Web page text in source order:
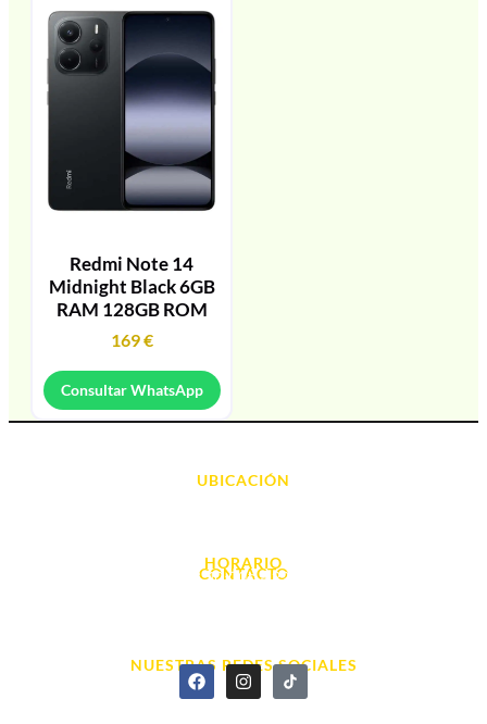
Redmi Note 14
Midnight Black 6GB
RAM 128GB ROM
169€
Consultar WhatsApp
UBICACIÓN
HORARIO
L. - S. 10:00h a 22:00h
CONTACTO
NUESTRAS REDES SOCIALES